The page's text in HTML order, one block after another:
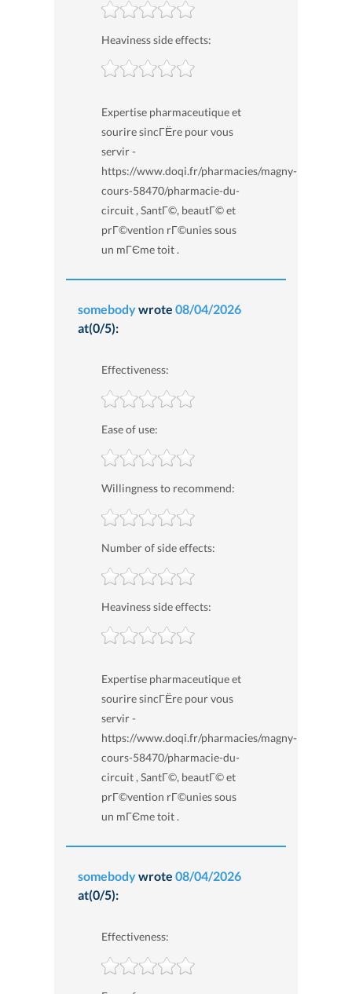
Heaviness side effects:
Expertise pharmaceutique et
sourire sincГЁre pour vous
servir -
https://www.doqi.fr/pharmacies/magny-
cours-58470/pharmacie-du-
circuit , SantГ©, beautГ© et
prГ©vention rГ©unies sous
un mГЄme toit .
somebodywrote 08/04/2026
at(0/5):
Effectiveness:
Ease of use:
Willingness to recommend:
Number of side effects:
Heaviness side effects:
Expertise pharmaceutique et
sourire sincГЁre pour vous
servir -
https://www.doqi.fr/pharmacies/magny-
cours-58470/pharmacie-du-
circuit , SantГ©, beautГ© et
prГ©vention rГ©unies sous
un mГЄme toit .
somebodywrote 08/04/2026
at(0/5):
Effectiveness: